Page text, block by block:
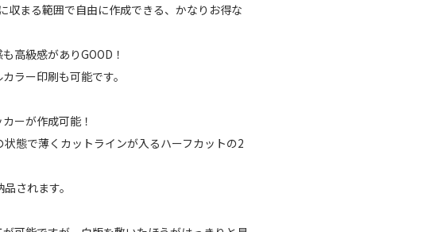
収まる範囲で自由に作成できる、かなりお得な
高級感がありGOOD！
ラー印刷も可能です。
ーが作成可能！
態で薄くカットラインが入るハーフカットの2
されます。